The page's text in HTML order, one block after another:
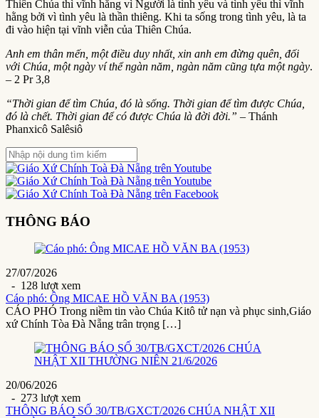
Thiên Chúa thì vĩnh hằng vì Người là tình yêu và tình yêu thì vĩnh
hằng bởi vì tình yêu là thần thiêng. Khi ta sống trong tình yêu, là ta
đi vào hiện tại vĩnh viễn của Thiên Chúa.
Anh em thân mến, một điều duy nhất, xin anh em đừng quên, đối
với Chúa, một ngày ví thể ngàn năm, ngàn năm cũng tựa một ngày.
– 2 Pr 3,8
“Thời gian để tìm Chúa, đó là sống. Thời gian để tìm được Chúa,
đó là chết. Thời gian để có được Chúa là đời đời.” – Thánh
Phanxicô Salêsiô
THÔNG BÁO
27/07/2026
- 128 lượt xem
Cáo phó: Ông MICAE HỒ VĂN BA (1953)
CÁO PHÓ Trong niềm tin vào Chúa Kitô tử nạn và phục sinh,Giáo
xứ Chính Tòa Đà Nẵng trân trọng […]
20/06/2026
- 273 lượt xem
THÔNG BÁO SỐ 30/TB/GXCT/2026 CHÚA NHẬT XII